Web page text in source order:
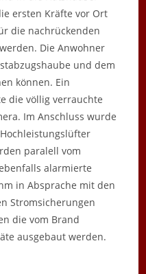
ersten Kräfte vor Ort
die nachrückenden
Die Anwohner
und dem
können. Ein
die völlig verrauchte
Im Anschluss wurde
paralell vom
alarmierte
in Absprache mit den
Stromsicherungen
die vom Brand
ausgebaut werden.